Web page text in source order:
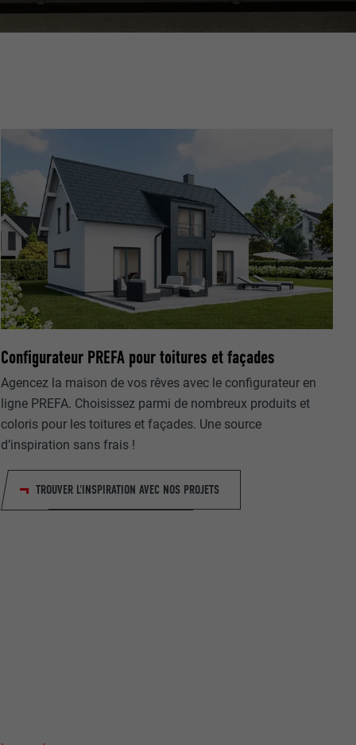
Configurateur PREFA pour toitures et façades
Agencez la maison de vos rêves avec le configurateur en
ligne PREFA. Choisissez parmi de nombreux produits et
coloris pour les toitures et façades. Une source
d’inspiration sans frais !
TROUVER L'INSPIRATION AVEC NOS PROJETS
le
l'outil
le site
sur le site
Ne
les
cela les
des
la langue
être affichés
être activé
Suivez-